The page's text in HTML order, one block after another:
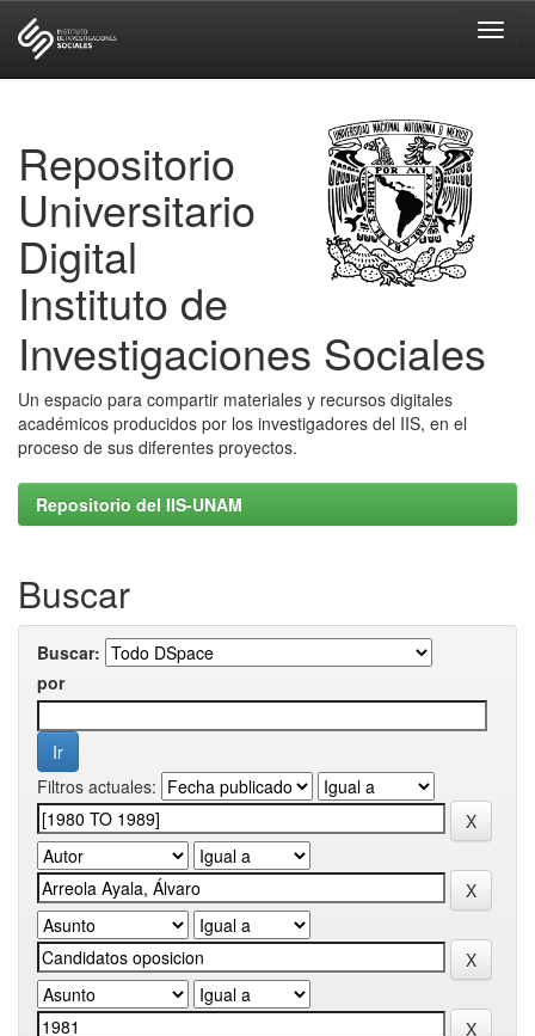
Repositorio
Universitario
Digital
Instituto de
Investigaciones Sociales
Un espacio para compartir materiales y recursos digitales
académicos producidos por los investigadores del IIS, en el
proceso de sus diferentes proyectos.
Repositorio del IIS-UNAM
Buscar
Buscar:
por
Filtros actuales: